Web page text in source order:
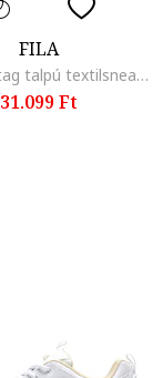
FILA
Plylite vastag talpú textilsneaker, Halványlila/Mélylila
31.099 Ft